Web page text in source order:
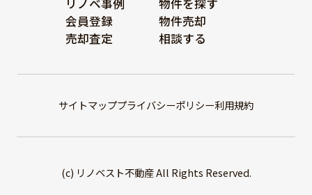
会員登録
物件売却
売却査定
相談する
サイトマッププライバシーポリシー利用規約
(c) リノベスト不動産 All Rights Reserved.